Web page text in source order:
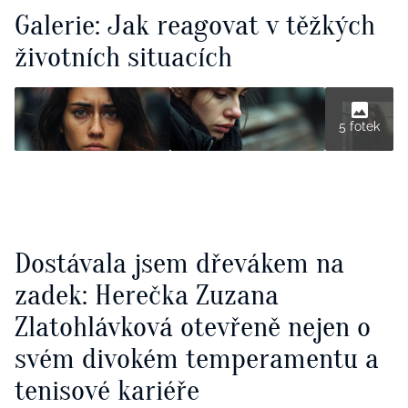
Galerie: Jak reagovat v těžkých
životních situacích
5 fotek
Dostávala jsem dřevákem na
zadek: Herečka Zuzana
Zlatohlávková otevřeně nejen o
svém divokém temperamentu a
tenisové kariéře